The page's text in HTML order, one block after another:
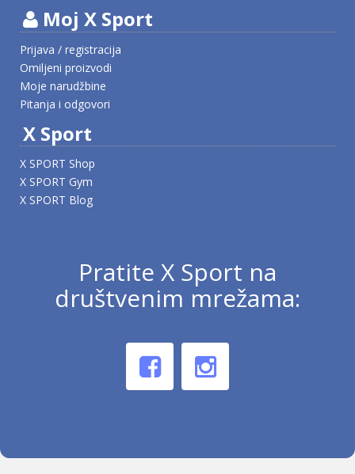
Moj X Sport
Prijava / registracija
Omiljeni proizvodi
Moje narudžbine
Pitanja i odgovori
X Sport
X SPORT Shop
X SPORT Gym
X SPORT Blog
Pratite X Sport na
društvenim mrežama: